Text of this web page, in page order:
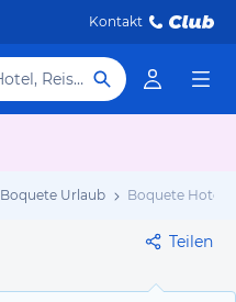
Kontakt
Hotel, Reiseziel
Boquete Urlaub Boquete Hotels
Teilen